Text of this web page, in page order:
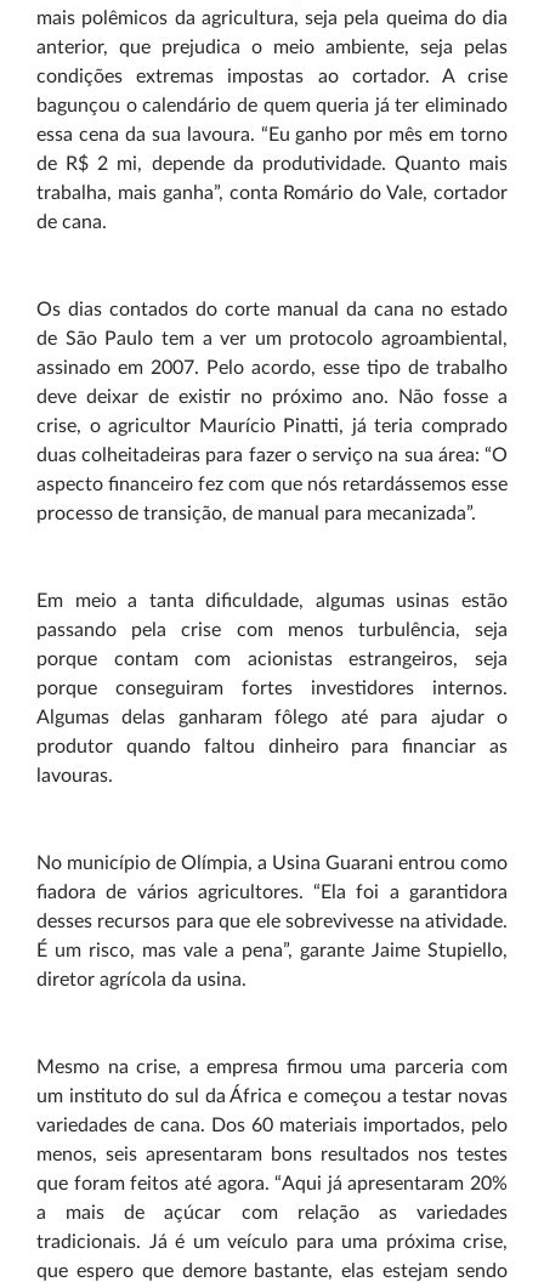
mais polêmicos da agricultura, seja pela queima do dia
anterior, que prejudica o meio ambiente, seja pelas
condições extremas impostas ao cortador. A crise
bagunçou o calendário de quem queria já ter eliminado
essa cena da sua lavoura. “Eu ganho por mês em torno
de R$ 2 mi, depende da produtividade. Quanto mais
trabalha, mais ganha”, conta Romário do Vale, cortador
de cana.
Os dias contados do corte manual da cana no estado
de São Paulo tem a ver um protocolo agroambiental,
assinado em 2007. Pelo acordo, esse tipo de trabalho
deve deixar de existir no próximo ano. Não fosse a
crise, o agricultor Maurício Pinatti, já teria comprado
duas colheitadeiras para fazer o serviço na sua área: “O
aspecto financeiro fez com que nós retardássemos esse
processo de transição, de manual para mecanizada”.
Em meio a tanta dificuldade, algumas usinas estão
passando pela crise com menos turbulência, seja
porque contam com acionistas estrangeiros, seja
porque conseguiram fortes investidores internos.
Algumas delas ganharam fôlego até para ajudar o
produtor quando faltou dinheiro para financiar as
lavouras.
No município de Olímpia, a Usina Guarani entrou como
fiadora de vários agricultores. “Ela foi a garantidora
desses recursos para que ele sobrevivesse na atividade.
É um risco, mas vale a pena”, garante Jaime Stupiello,
diretor agrícola da usina.
Mesmo na crise, a empresa firmou uma parceria com
um instituto do sul da África e começou a testar novas
variedades de cana. Dos 60 materiais importados, pelo
menos, seis apresentaram bons resultados nos testes
que foram feitos até agora. “Aqui já apresentaram 20%
a mais de açúcar com relação as variedades
tradicionais. Já é um veículo para uma próxima crise,
que espero que demore bastante, elas estejam sendo